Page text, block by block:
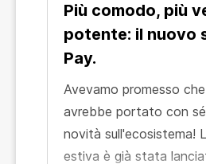
Più comodo, più
potente: il nuovo
Pay.
Avevamo promesso
avrebbe portato con
novità sull'ecosistema!
estiva è già stata